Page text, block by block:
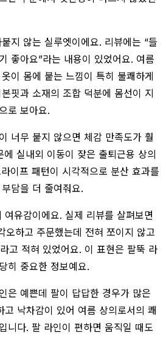
지 않는 실루엣이에요. 리뷰에는 “들
좋아요”라는 내용이 있었어요. 여름
이 몸에 붙는 느낌이 특히 불쾌하게
핏과 소재의 조합 덕분에 몸선이 지
로 보아요.
너무 붙지 않으면 체감 만족도가 훨
실내외 이동이 잦은 출퇴근용 상의
이프 패턴이 시각적으로 분산 효과를
담을 더 줄여줘요.
유감이에요. 실제 리뷰를 살펴보면
오하고 주문했는데 전혀 쪼이지 않고
고 적혀 있었어요. 이 표현은 팔뚝 라
히 중요한 정보예요.
은 예쁜데 팔이 답답한 경우가 많은
낙차감이 있어 여름 상의로서의 쾌
니다. 팔 라인이 편하면 움직일 때도